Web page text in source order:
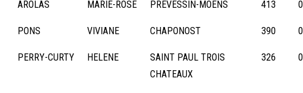
AROLAS MARIE-ROSE PREVESSIN-MOENS 413 0
PONS VIVIANE CHAPONOST 390 0
PERRY-CURTY HELENE
SAINT PAUL TROIS
CHATEAUX
326 0